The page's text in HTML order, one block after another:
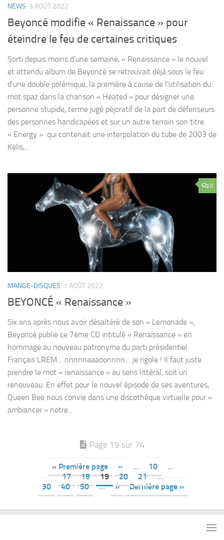
NEWS 3 AOÛT 2022
Beyoncé modifie « Renaissance » pour
éteindre le feu de certaines critiques
Sorti depuis moins d’une semaine, « Renaissance » le nouvel
et attendu album de Beyoncé se retrouvait déjà sous le feu
d’une double polémique, la première à cause de l’utilisation du
mot spaz dans la chanson « Heated » pour désigner une
personne stupide, terme jugé péjoratif de la part de défenseurs
des personnes handicapées et sur un autre terrain son titre
« Energy » qui contenait une interpolation du tube de 2003 de
Kelis,...
0
MANGE-DISQUES 1 AOÛT 2022
BEYONCÉ « Renaissance »
Six ans après nous avoir désaltéré de son « Lemonade »,
Beyoncé publie ce 7ème CD intitulé « Renaissance » en
hommage au nouveau patronyme du parti présidentiel
Français LREM… nnnnnaaaoonnnn… je rigole ! Il faut juste
prendre le mot « renaissance » au sens littéral, soit un
renouveau. En effet pour le nouvel épisode de ses aventures,
Queen Bee nous convie dans une discothèque virtuelle pour «
ambiancer » notre...
Page 19 sur 74
« Première page « … 10
…
17
18 19 20 21
…
30
40 50 … » Dernière page »